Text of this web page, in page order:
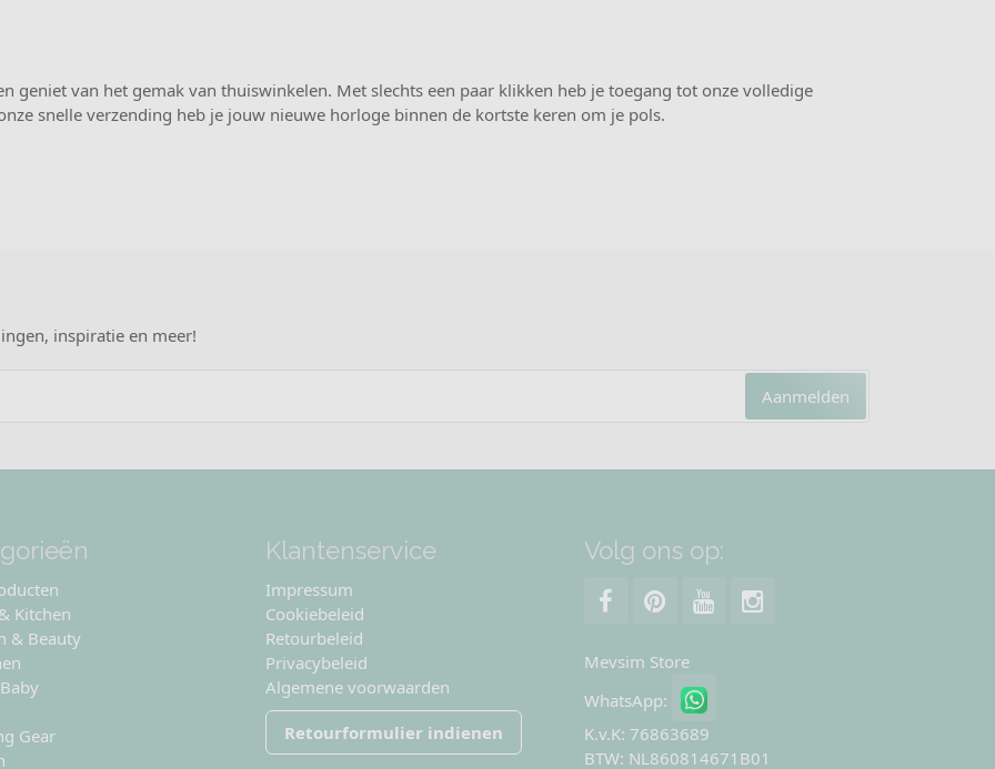
geniet van het gemak van thuiswinkelen. Met slechts een paar klikken heb je toegang tot onze volledige
snelle verzending heb je jouw nieuwe horloge binnen de kortste keren om je pols.
inspiratie en meer!
Aanmelden
Kitchen
& Beauty
Gear
Klantenservice
Impressum
Cookiebeleid
Retourbeleid
Privacybeleid
Algemene voorwaarden
Retourformulier indienen
Volg ons op:
Mevsim Store
WhatsApp:
K.v.K: 76863689
BTW: NL860814671B01